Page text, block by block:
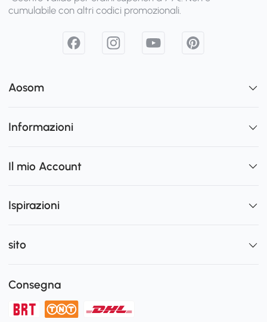
cumulabile con altri codici promozionali.
Aosom
Informazioni
Il mio Account
Ispirazioni
sito
Consegna